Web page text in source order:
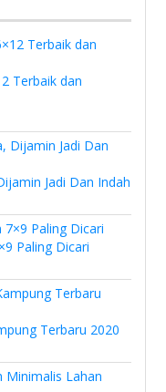
Terbaik dan
Jadi Dan Indah
Paling Dicari
Terbaru 2020